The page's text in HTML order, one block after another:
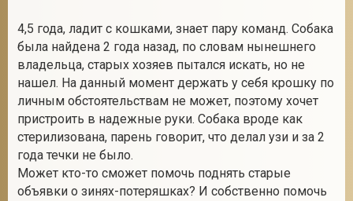
4,5 года, ладит с кошками, знает пару команд. Собака
была найдена 2 года назад, по словам нынешнего
владельца, старых хозяев пытался искать, но не
нашел. На данный момент держать у себя крошку по
личным обстоятельствам не может, поэтому хочет
пристроить в надежные руки. Собака вроде как
стерилизована, парень говорит, что делал узи и за 2
года течки не было.
Может кто-то сможет помочь поднять старые
объявки о зинях-потеряшках? И собственно помочь